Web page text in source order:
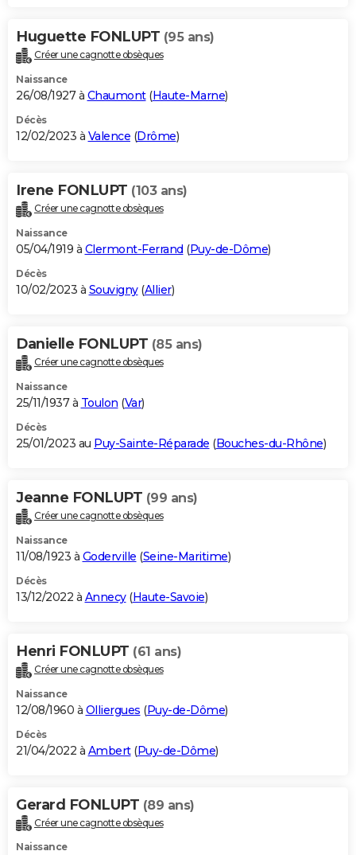
Huguette FONLUPT (95 ans)
Créer une cagnotte obsèques
Naissance
26/08/1927 à Chaumont(Haute-Marne)
Décès
12/02/2023 à Valence (Drôme)
Irene FONLUPT (103 ans)
Créer une cagnotte obsèques
Naissance
05/04/1919 à Clermont-Ferrand (Puy-de-Dôme)
Décès
10/02/2023 à Souvigny(Allier)
Danielle FONLUPT (85 ans)
Créer une cagnotte obsèques
Naissance
25/11/1937 à Toulon (Var)
Décès
25/01/2023 au Puy-Sainte-Réparade (Bouches-du-Rhône)
Jeanne FONLUPT (99 ans)
Créer une cagnotte obsèques
Naissance
11/08/1923 à Goderville (Seine-Maritime)
Décès
13/12/2022 à Annecy(Haute-Savoie)
Henri FONLUPT (61 ans)
Créer une cagnotte obsèques
Naissance
12/08/1960 à Olliergues (Puy-de-Dôme)
Décès
21/04/2022 à Ambert(Puy-de-Dôme)
Gerard FONLUPT (89 ans)
Créer une cagnotte obsèques
Naissance